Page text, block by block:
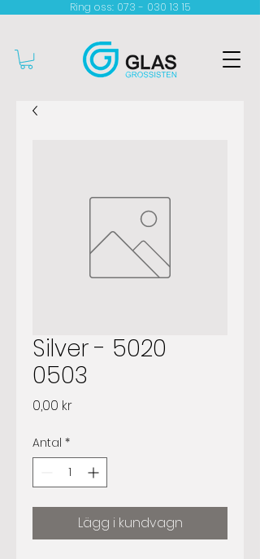
Ring oss: 073 - 030 13 15​
Silver - 5020
0503
0,00 krPris
Antal *
Lägg i kundvagn